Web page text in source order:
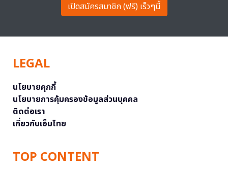
เปิดสมัครสมาชิก (ฟรี) เร็วๆนี้
LEGAL
นโยบายคุกกี้
นโยบายการคุ้มครองข้อมูลส่วนบุคคล
ติดต่อเรา
เกี่ยวกับเอ็มไทย
TOP CONTENT